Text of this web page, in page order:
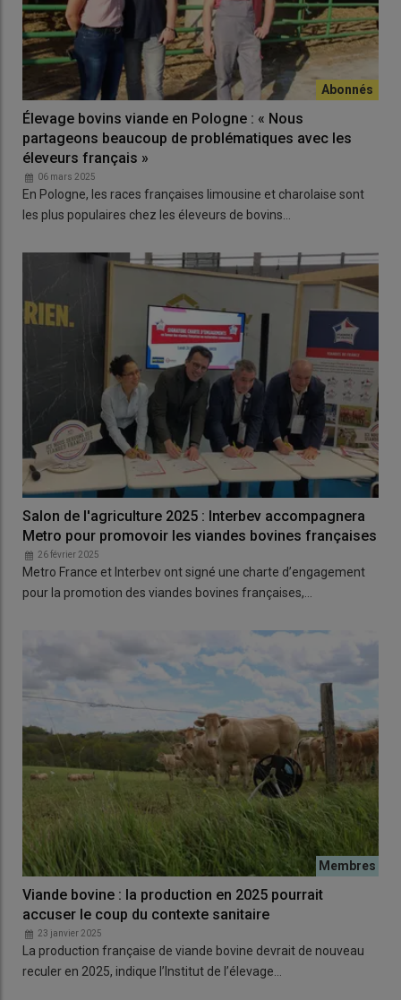
Élevage bovins viande en Pologne : « Nous
partageons beaucoup de problématiques avec les
éleveurs français »
06 mars 2025
En Pologne, les races françaises limousine et charolaise sont
les plus populaires chez les éleveurs de bovins…
Salon de l'agriculture 2025 : Interbev accompagnera
Metro pour promovoir les viandes bovines françaises
26 février 2025
Metro France et Interbev ont signé une charte d’engagement
pour la promotion des viandes bovines françaises,…
Viande bovine : la production en 2025 pourrait
accuser le coup du contexte sanitaire
23 janvier 2025
La production française de viande bovine devrait de nouveau
reculer en 2025, indique l’Institut de l’élevage…